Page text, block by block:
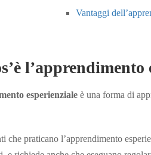
Vantaggi
l’apprendimento
esperienziale è una forma di
che praticano l’apprendimento